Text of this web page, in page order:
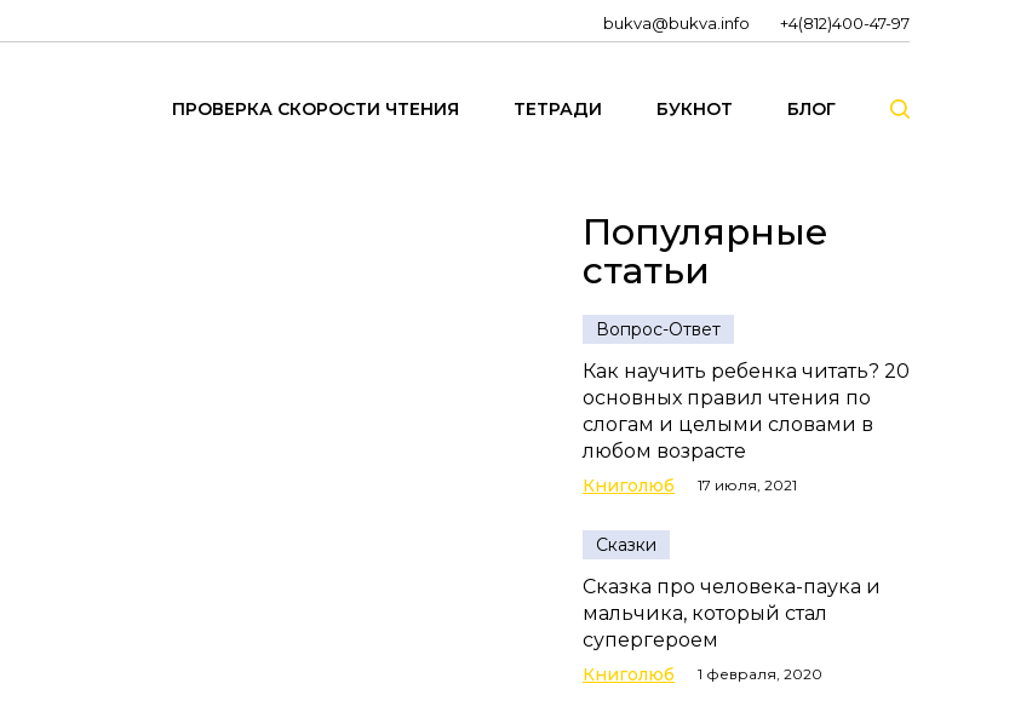
bukva@bukva.info +4(812)400-47-97
ПРОВЕРКА СКОРОСТИ ЧТЕНИЯ ТЕТРАДИ БУКНОТ БЛОГ
Популярные
статьи
Вопрос-Ответ
Как научить ребенка читать? 20
основных правил чтения по
слогам и целыми словами в
любом возрасте
Книголюб 17 июля, 2021
Сказки
Сказка про человека-паука и
мальчика, который стал
супергероем
Книголюб 1 февраля, 2020